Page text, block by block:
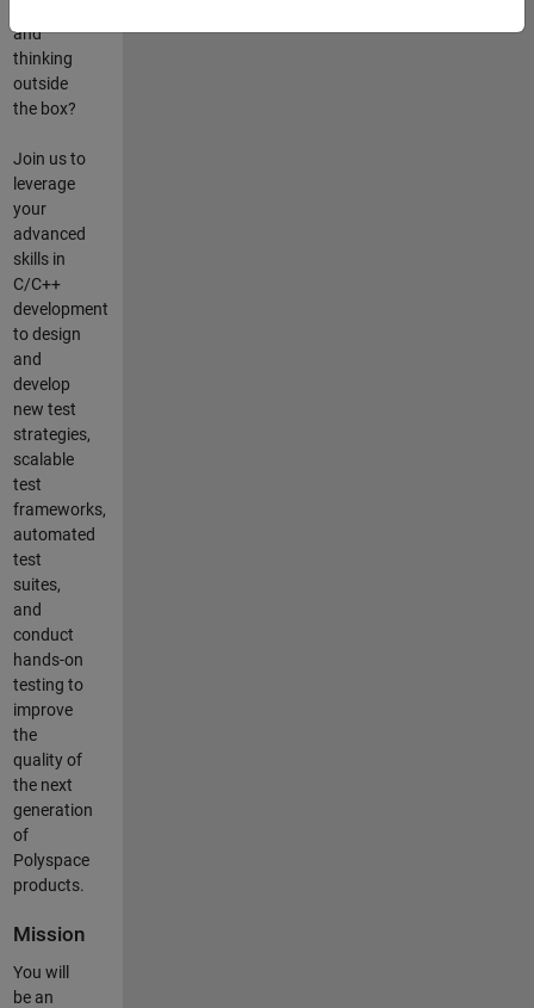
and
thinking
outside
the box?
Join us to
leverage
your
advanced
skills in
C/C++
development
to design
and
develop
new test
strategies,
scalable
test
frameworks,
automated
test
suites,
and
conduct
hands-on
testing to
improve
the
quality of
the next
generation
of
Polyspace
products.
Mission
You will
be an